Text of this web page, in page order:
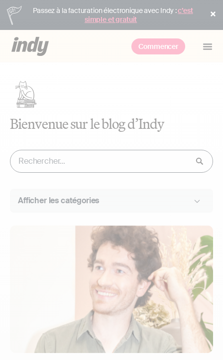
Passez à la facturation électronique avec Indy :c’est
simple et gratuit
Commencer
Bienvenue sur le blog d’Indy
Afficher les catégories